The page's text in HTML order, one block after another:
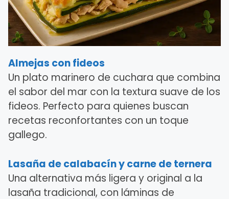
Almejas con fideos
Un plato marinero de cuchara que combina
el sabor del mar con la textura suave de los
fideos. Perfecto para quienes buscan
recetas reconfortantes con un toque
gallego.
Lasaña de calabacín y carne de ternera
Una alternativa más ligera y original a la
lasaña tradicional, con láminas de